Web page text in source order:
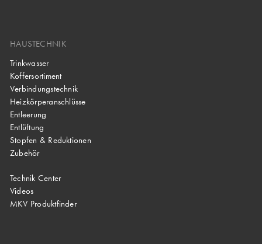
HAUSTECHNIK
Trinkwasser
Koffersortiment
Verbindungstechnik
Heizkörperanschlüsse
Entleerung
Entlüftung
Stopfen & Reduktionen
Zubehör
Technik Center
Videos
MKV Produktfinder